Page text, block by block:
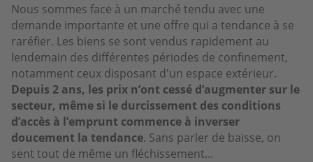
Nous sommes face à un marché tendu avec une
demande importante et une offre qui a tendance à se
raréfier. Les biens se sont vendus rapidement au
lendemain des différentes périodes de confinement,
notamment ceux disposant d'un espace extérieur.
Depuis 2 ans, les prix n’ont cessé d’augmenter sur le
secteur, même si le durcissement des conditions
d’accès à l’emprunt commence à inverser
doucement la tendance. Sans parler de baisse, on
sent tout de même un fléchissement…